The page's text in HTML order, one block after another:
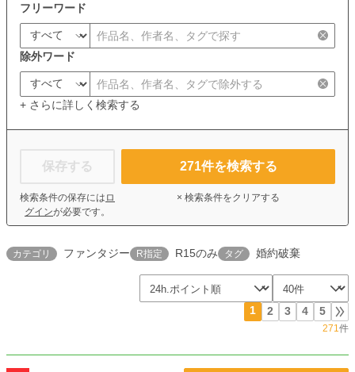
フリーワード
除外ワード
+ さらに詳しく検索する
保存する
検索条件の保存には ロ
グインが必要です。
271件を検索する
× 検索条件をクリアする
カテゴリ ファンタジー R指定 R15のみ タグ 婚約破棄
1 2 3 4 5
271件